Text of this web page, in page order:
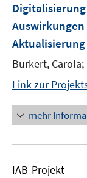
Aktualisierung
Burkert,
Link zur
mehr
IAB-Projekt